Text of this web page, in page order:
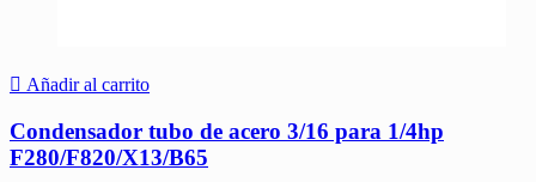
Añadir al carrito
Condensador tubo de acero 3/16 para 1/4hp
F280/F820/X13/B65